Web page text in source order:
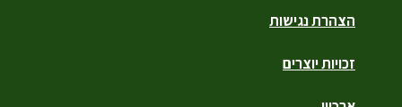
הצהרת נגישות
זכויות יוצרים